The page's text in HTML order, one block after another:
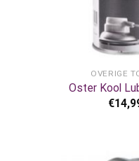
OVERIGE
Oster Kool
€